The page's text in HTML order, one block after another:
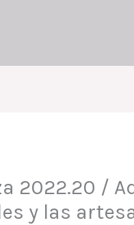
2022.20 /
y las